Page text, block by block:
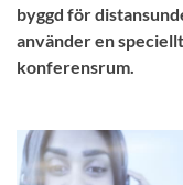
byggd för
använder en
konferensrum.